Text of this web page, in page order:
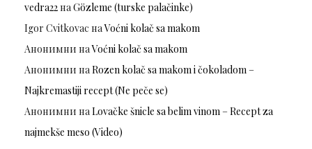
vedra22наGözleme (turske palačinke)
Igor Cvitkovac наVoćni kolač sa makom
Анонимни наVoćni kolač sa makom
Анонимни наRozen kolač sa makom i čokoladom –
Najkremastiji recept (Ne peče se)
Анонимни наLovačke šnicle sa belim vinom – Recept za
najmekše meso (Video)